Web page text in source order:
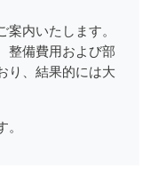
内いたします。
整備費用および部
り、結果的には大